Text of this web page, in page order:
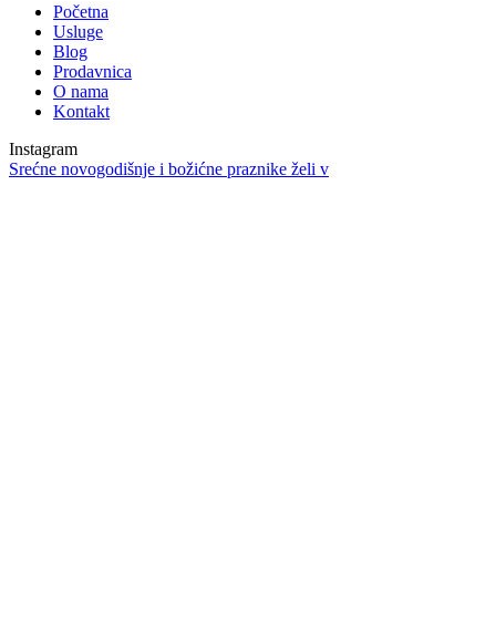
Početna
Usluge
Blog
Prodavnica
O nama
Kontakt
Instagram
Srećne novogodišnje i božićne praznike želi v